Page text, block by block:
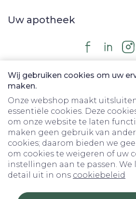
Wij gebruiken cookies om uw
maken.
Onze webshop maakt
essentiële cookies. Deze
om onze website te laten
maken geen gebruik van
cookies; daarom bieden we
om cookies te weigeren of uw
instellingen aan te passen.
detail uit in ons cookiebeleid
Uw apotheek
Juridische links